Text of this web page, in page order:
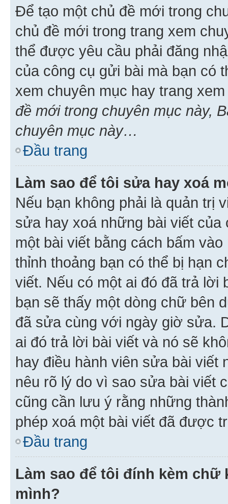
Để tạo một chủ đề mới trong
chủ đề mới trong trang xem
thể được yêu cầu phải đăng
của công cụ gửi bài mà bạn có
xem chuyên mục hay trang
đề mới trong chuyên mục này,
chuyên mục này…
Đầu trang
Làm sao để tôi sửa hay xoá
Nếu bạn không phải là quản trị
sửa hay xoá những bài viết
một bài viết bằng cách bấm
thỉnh thoảng bạn có thể bị hạn
viết. Nếu có một ai đó đã trả lời
bạn sẽ thấy một dòng chữ bên
đã sửa cùng với ngày giờ sửa.
ai đó trả lời bài viết và nó sẽ
hay điều hành viên sửa bài viết
nêu rõ lý do vì sao sửa bài viết
cũng cần lưu ý rằng những
phép xoá một bài viết đã được
Đầu trang
Làm sao để tôi đính kèm chữ
mình?